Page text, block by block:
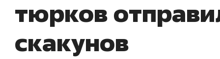
тюрков
скакунов
потерять минимум
Как бизнесу выйти на зарубежные